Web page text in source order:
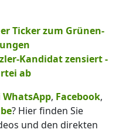
Ticker zum Grünen-
Kandidat zensiert -
ab
WhatsApp, Facebook,
? Hier finden Sie
und den direkten